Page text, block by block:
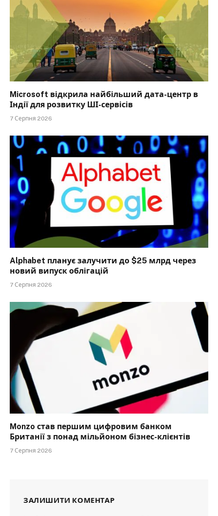
Microsoft відкрила найбільший дата-центр в
Індії для розвитку ШІ-сервісів
7 Серпня 2026
Alphabet планує залучити до $25 млрд через
новий випуск облігацій
7 Серпня 2026
Monzo став першим цифровим банком
Британії з понад мільйоном бізнес-клієнтів
7 Серпня 2026
ЗАЛИШИТИ КОМЕНТАР